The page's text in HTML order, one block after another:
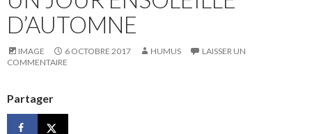
D’AUTOMNE
IMAGE 6 OCTOBRE 2017 HUMUS
LAISSER UN
COMMENTAIRE
Partager